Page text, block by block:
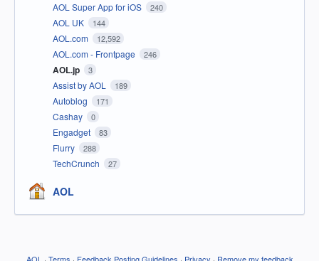
AOL Super App for iOS 240
AOL UK 144
AOL.com 12,592
AOL.com - Frontpage 246
AOL.jp 3
Assist by AOL 189
Autoblog 171
Cashay 0
Engadget 83
Flurry 288
TechCrunch 27
AOL